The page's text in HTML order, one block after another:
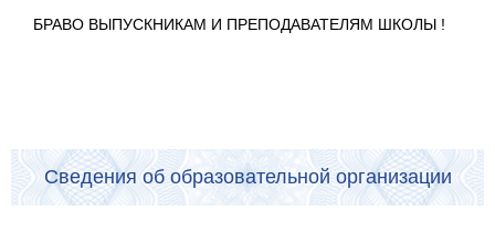
БРАВО ВЫПУСКНИКАМ И ПРЕПОДАВАТЕЛЯМ ШКОЛЫ !
Сведения об образовательной организации